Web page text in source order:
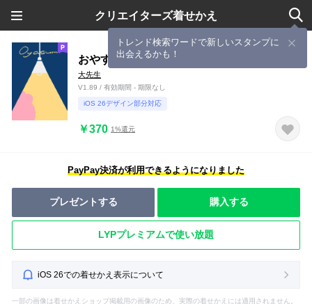
クリエイターズ着せかえ
トレンド検索ワードで新しいスタンプに
出会えるかも！
おやすみもちきんちゃく
大先生
V1.89 / 有効期間 - 期限なし
iOS 26デザイン部分対応
￥370 1%還元
PayPay決済が利用できるようになりました
プレゼントする 購入する
LYPプレミアムで使い放題
iOS 26での着せかえ表示について
一部の画像は着せかえショップ掲載用の画像のため、実際の着せかえには適用されません。